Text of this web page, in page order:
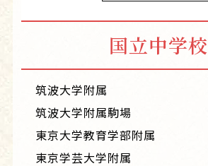
光塩女子学院
晃華学園
国府台女子学院
甲陽学院
公文国際学園
久留米大学附設
国立中学校
筑波大学附属
筑波大学附属駒場
東京大学教育学部附属
東京学芸大学附属